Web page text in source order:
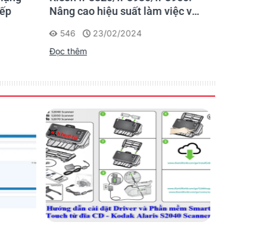
10 - 35 °C(50 - 95 °F )
20 - 80 % RH
10 - 80 % RH
Nâng cao hiệu suất làm việc với
đảm nhiệm tác vụ số hóa tập
trung
546
23/02/2024
Đọc thêm